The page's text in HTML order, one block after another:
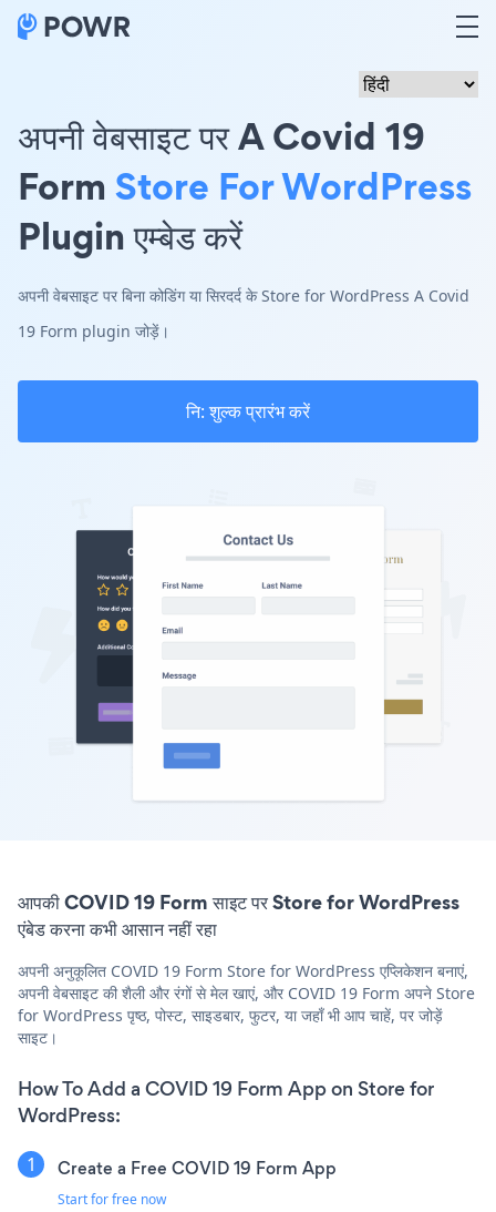
अपनी वेबसाइट पर A Covid 19
Form Store For WordPress
Plugin एम्बेड करें
अपनी वेबसाइट पर बिना कोडिंग या सिरदर्द के Store for WordPress A Covid
19 Form plugin जोड़ें।
नि: शुल्क प्रारंभ करें
आपकी COVID 19 Form साइट पर Store for WordPress
एंबेड करना कभी आसान नहीं रहा
अपनी अनुकूलित COVID 19 Form Store for WordPress एप्लिकेशन बनाएं,
अपनी वेबसाइट की शैली और रंगों से मेल खाएं, और COVID 19 Form अपने Store
for WordPress पृष्ठ, पोस्ट, साइडबार, फुटर, या जहाँ भी आप चाहें, पर जोड़ें
साइट।
How To Add a COVID 19 Form App on Store for
WordPress:
Create a Free COVID 19 Form App
Start for free now